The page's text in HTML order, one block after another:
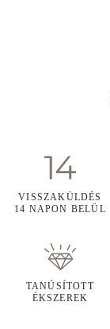
VISSZAKÜLDÉS
14 NAPON BELÜL
TANÚSÍTOTT
ÉKSZEREK